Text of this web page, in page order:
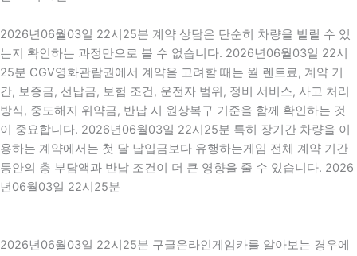
2026년06월03일 22시25분 계약 상담은 단순히 차량을 빌릴 수 있
는지 확인하는 과정만으로 볼 수 없습니다. 2026년06월03일 22시
25분 CGV영화관람권에서 계약을 고려할 때는 월 렌트료, 계약 기
간, 보증금, 선납금, 보험 조건, 운전자 범위, 정비 서비스, 사고 처리
방식, 중도해지 위약금, 반납 시 원상복구 기준을 함께 확인하는 것
이 중요합니다. 2026년06월03일 22시25분 특히 장기간 차량을 이
용하는 계약에서는 첫 달 납입금보다 유행하는게임 전체 계약 기간
동안의 총 부담액과 반납 조건이 더 큰 영향을 줄 수 있습니다. 2026
년06월03일 22시25분
2026년06월03일 22시25분 구글온라인게임카를 알아보는 경우에